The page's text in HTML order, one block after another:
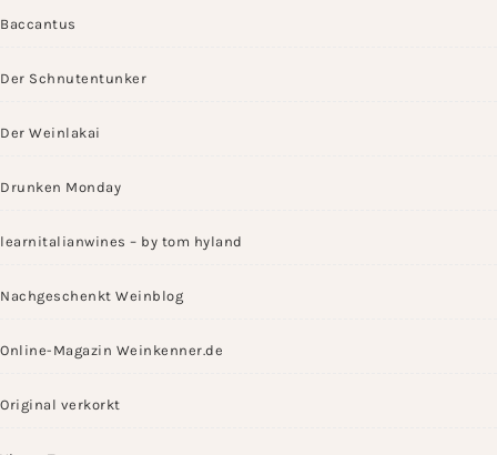
Baccantus
Der Schnutentunker
Der Weinlakai
Drunken Monday
learnitalianwines – by tom hyland
Nachgeschenkt Weinblog
Online-Magazin Weinkenner.de
Original verkorkt